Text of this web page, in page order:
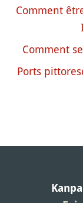
Comment
Comment
Ports